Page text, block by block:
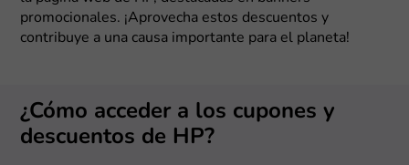
promocionales. ¡Aprovecha estos descuentos y
contribuye a una causa importante para el planeta!
¿Cómo acceder a los cupones y
descuentos de HP?